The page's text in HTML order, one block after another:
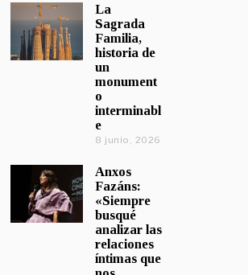
La
Sagrada
Familia,
historia de
un
monument
o
interminabl
e
8 junio, 2026
Anxos
Fazáns:
«Siempre
busqué
analizar las
relaciones
íntimas que